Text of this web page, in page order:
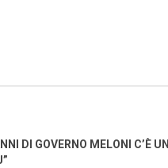
DI GOVERNO MELONI C’È UN